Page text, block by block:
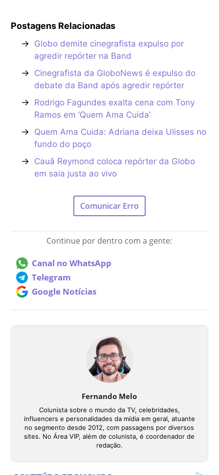
Postagens Relacionadas
→ Globo demite cinegrafista expulso por
agredir repórter na Band
→ Cinegrafista da GloboNews é expulso do
debate da Band após agredir repórter
→ Rodrigo Fagundes exalta cena com Tony
Ramos em ‘Quem Ama Cuida’
→ Quem Ama Cuida: Adriana deixa Ulisses no
fundo do poço
→ Cauã Reymond coloca repórter da Globo
em saia justa ao vivo
Comunicar Erro
Continue por dentro com a gente:
Canal no WhatsApp
Telegram
Google Notícias
Fernando Melo
Colunista sobre o mundo da TV, celebridades,
influencers e personalidades da mídia em geral, atuante
no segmento desde 2012, com passagens por diversos
sites. No Área VIP, além de colunista, é coordenador de
redação.